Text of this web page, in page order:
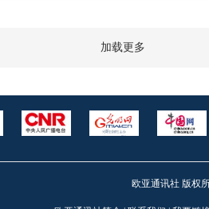
加载更多
欧亚通讯社 版权